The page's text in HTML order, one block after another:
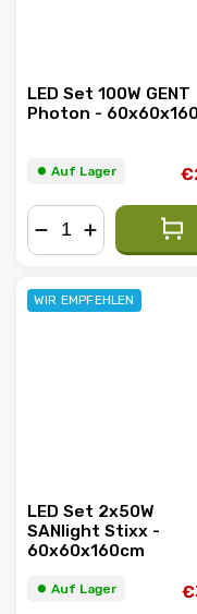
LED Set 100W GENT
Photon -
⏺︎ Auf Lager
WIR EMPFEHLEN
LED Set 2x50W
SANlight Stixx -
60x60x160cm
⏺︎ Auf Lager